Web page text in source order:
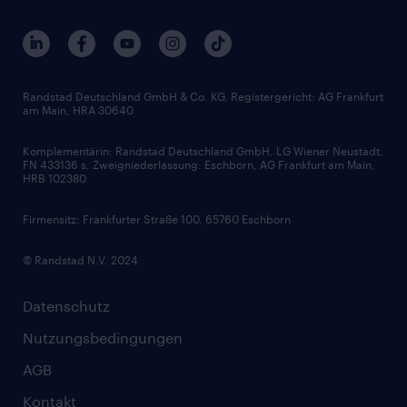
Branchen
Interne Karriere
FAQ - Bewerber / Kunden
Zertifikate und Auszeichnungen
Berufsprofile
Gehaltsthemen
Bewerbungsratgeber
Soft Skills
Skills
Datenschutz
Nutzungsbedingungen
AGB
Kontakt
Randstad Deutschland GmbH & Co. KG, Registergericht: AG Frankfurt
am Main, HRA 30640
Komplementärin: Randstad Deutschland GmbH, LG Wiener Neustadt,
FN 433136 s, Zweigniederlassung: Eschborn, AG Frankfurt am Main,
HRB 102380
Firmensitz: Frankfurter Straße 100, 65760 Eschborn
© Randstad N.V. 2024